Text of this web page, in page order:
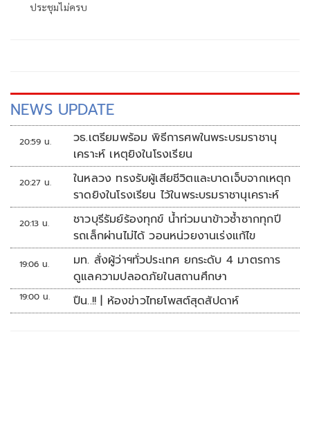
ประชุมไม่ครบ
NEWS UPDATE
20:59 น.
วธ.เตรียมพร้อม พิธีการศพในพระบรมราชานุ
เคราะห์ เหตุยิงในโรงเรียน
20:27 น.
ในหลวง ทรงรับผู้เสียชีวิตและบาดเจ็บจากเหตุก
ราดยิงในโรงเรียน ไว้ในพระบรมราชานุเคราะห์
20:13 น.
ชาวบุรีรัมย์ร้องทุกข์ น้ำท่วมนาข้าวซ้ำซากทุกปี
รถเล็กผ่านไม่ได้ วอนหน่วยงานเร่งแก้ไข
19:06 น.
มท. สั่งผู้ว่าฯทั่วประเทศ ยกระดับ 4 มาตรการ
ดูแลความปลอดภัยในสถานศึกษา
19:00 น. ปืน..!! | ห้องข่าวไทยโพสต์สุดสัปดาห์